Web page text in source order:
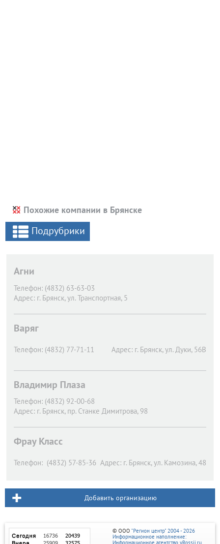
Похожие компании в Брянске
Подрубрики
Агни
Телефон: (4832) 63-63-03
Адрес: г. Брянск, ул. Транспортная, 5
Варяг
Телефон: (4832) 77-71-11 Адрес: г. Брянск, ул. Дуки, 56В
Владимир Плаза
Телефон: (4832) 92-00-68
Адрес: г. Брянск, пр. Станке Димитрова, 98
Фрау Класс
Телефон: (4832) 57-85-36 Адрес: г. Брянск, ул. Камозина, 48
Добавить организацию
© ООО "Регион центр" 2004 - 2026
Информационное наполнение:
Информационное агентство vRossii.ru